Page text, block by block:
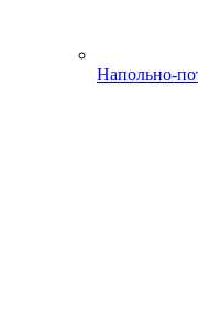
Напольно-